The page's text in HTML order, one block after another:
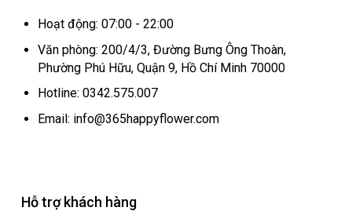
Hoạt động: 07:00 - 22:00
Văn phòng: 200/4/3, Đường Bưng Ông Thoàn,
Phường Phú Hữu, Quận 9, Hồ Chí Minh 70000
Hotline: 0342.575.007
Email: info@365happyflower.com
Hỗ trợ khách hàng